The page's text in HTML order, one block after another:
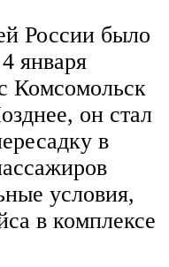
России было
января
Комсомольск
он стал
в
условия,
в комплексе